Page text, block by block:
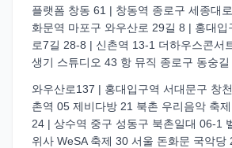
플랫폼 창동 61 | 창동역 종로구 세종대
화문역 마포구 와우산로 29길 8 | 홍대입
로7길 28-8 | 신촌역 13-1 더하우스콘서
생기 스튜디오 43 항 뮤직 종로구 동숭
와우산로137 | 홍대입구역 서대문구 창
촌역 05 제비다방 21 북촌 우리음악 축
24 | 상수역 중구 성동구 북촌일대 06-1
위사 WeSA 축제 30 서울 돈화문 국악당